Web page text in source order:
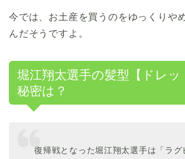
今では、お土産を買うのをゆっくりや
んだそうですよ。
堀江翔太選手の髪型【ドレッ
秘密は？
復帰戦となった堀江翔太選手は「ラグ